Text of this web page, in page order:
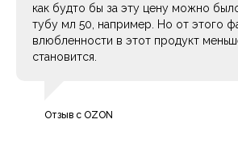
как будто бы за эту цену можно
тубу мл 50, например. Но от этого
влюбленности в этот продукт
становится.
Отзыв с OZON